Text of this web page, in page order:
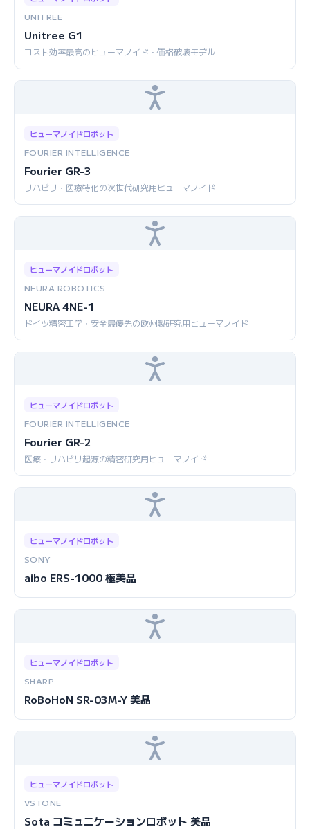
UNITREE
Unitree G1
コスト効率最高のヒューマノイド・価格破壊モデル
ヒューマノイドロボット
FOURIER INTELLIGENCE
Fourier GR-3
リハビリ・医療特化の次世代研究用ヒューマノイド
ヒューマノイドロボット
NEURA ROBOTICS
NEURA 4NE-1
ドイツ精密工学・安全最優先の欧州製研究用ヒューマノイド
ヒューマノイドロボット
FOURIER INTELLIGENCE
Fourier GR-2
医療・リハビリ起源の精密研究用ヒューマノイド
ヒューマノイドロボット
SONY
aibo ERS-1000 極美品
ヒューマノイドロボット
SHARP
RoBoHoN SR-03M-Y 美品
ヒューマノイドロボット
VSTONE
Sota コミュニケーションロボット 美品